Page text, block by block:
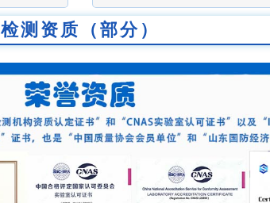
检测资质（部分）